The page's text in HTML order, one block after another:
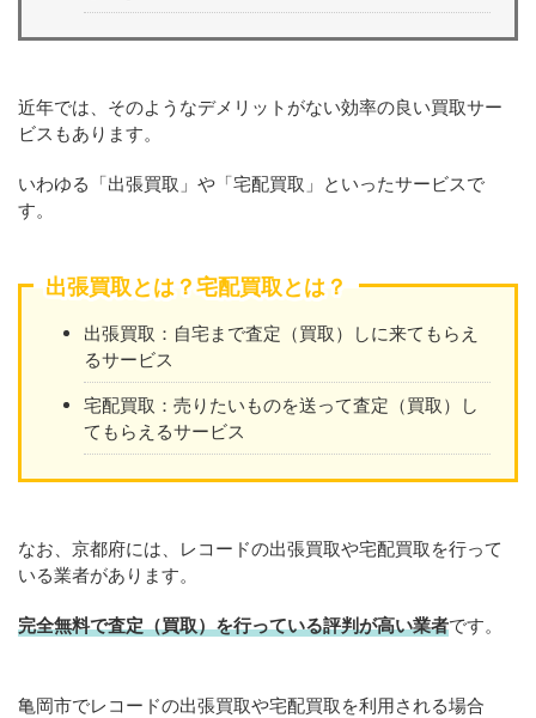
近年では、そのようなデメリットがない効率の良い買取サー
ビスもあります。
いわゆる「出張買取」や「宅配買取」といったサービスで
す。
出張買取とは？宅配買取とは？
出張買取：自宅まで査定（買取）しに来てもらえ
るサービス
宅配買取：売りたいものを送って査定（買取）し
てもらえるサービス
なお、京都府には、レコードの出張買取や宅配買取を行って
いる業者があります。
完全無料で査定（買取）を行っている評判が高い業者です。
亀岡市でレコードの出張買取や宅配買取を利用される場合